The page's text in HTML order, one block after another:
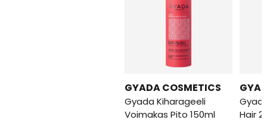
GYADA COSMETICS
Gyada Kiharageeli
Voimakas Pito 150ml
Hair